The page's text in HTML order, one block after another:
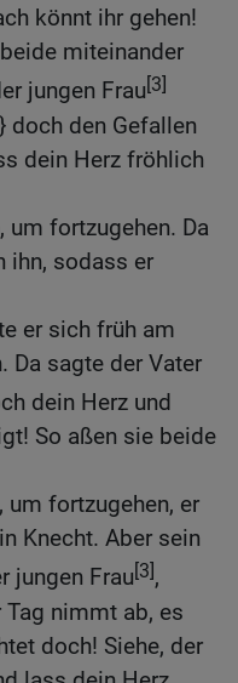
könnt ihr gehen!
miteinander
jungen Frau[3]
doch den Gefallen
dein Herz fröhlich
um fortzugehen. Da
ihn, sodass er
er sich früh am
Da sagte der Vater
dein Herz und
So aßen sie beide
um fortzugehen, er
Knecht. Aber sein
jungen Frau[3],
nimmt ab, es
doch! Siehe, der